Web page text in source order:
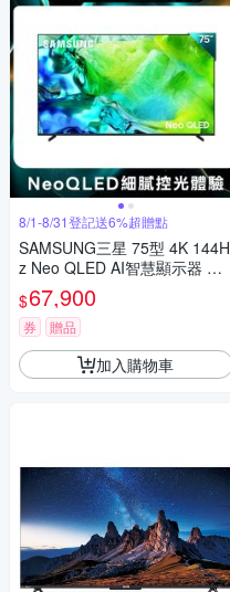
8/1-8/31登記送6%超贈點
SAMSUNG三星 75型 4K 144H
z Neo QLED AI智慧顯示器 QA
75QN80HAXXZW 含基本安裝
$67,900
券 贈品
加入購物車